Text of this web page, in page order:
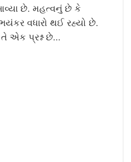
છે. મહત્વનું છે કે
વધારો થઈ રહ્યો છે.
એક પ્રશ્ન છે...